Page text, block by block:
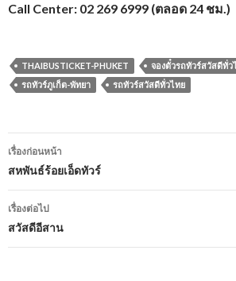
Call Center: 02 269 6999 (ตลอด 24 ชม.)
THAIBUSTICKET-PHUKET จองตั๋วรถทัวร์สวัสดีทั่ว
รถทัวร์ภูเก็ต-พัทยา
รถทัวร์สวัสดีทั่วไทย
เมนู
นำทาง
เรื่อง
เรื่องก่อนหน้า
สหพันธ์ร้อยเอ็ดทัวร์
เรื่องต่อไป
สวัสดีอีสาน